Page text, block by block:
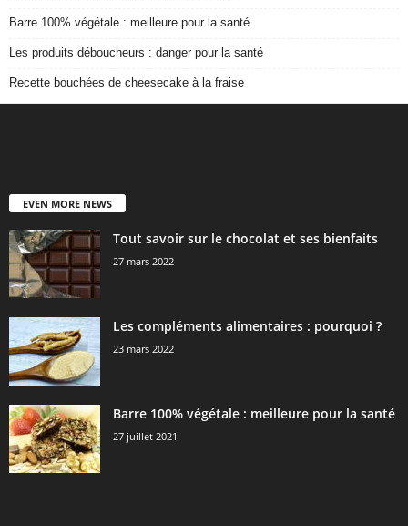
Barre 100% végétale : meilleure pour la santé
Les produits déboucheurs : danger pour la santé
Recette bouchées de cheesecake à la fraise
EVEN MORE NEWS
Tout savoir sur le chocolat et ses bienfaits
27 mars 2022
Les compléments alimentaires : pourquoi ?
23 mars 2022
Barre 100% végétale : meilleure pour la santé
27 juillet 2021